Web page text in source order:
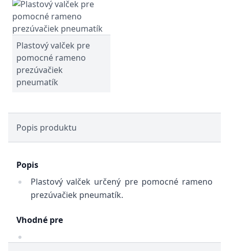
Plastový valček pre
pomocné rameno
prezúvačiek
pneumatík
Popis produktu
Popis
Plastový valček určený pre pomocné rameno
prezúvačiek pneumatík.
Vhodné pre